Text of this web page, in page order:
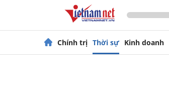
Chính trị Thời sự Kinh doanh